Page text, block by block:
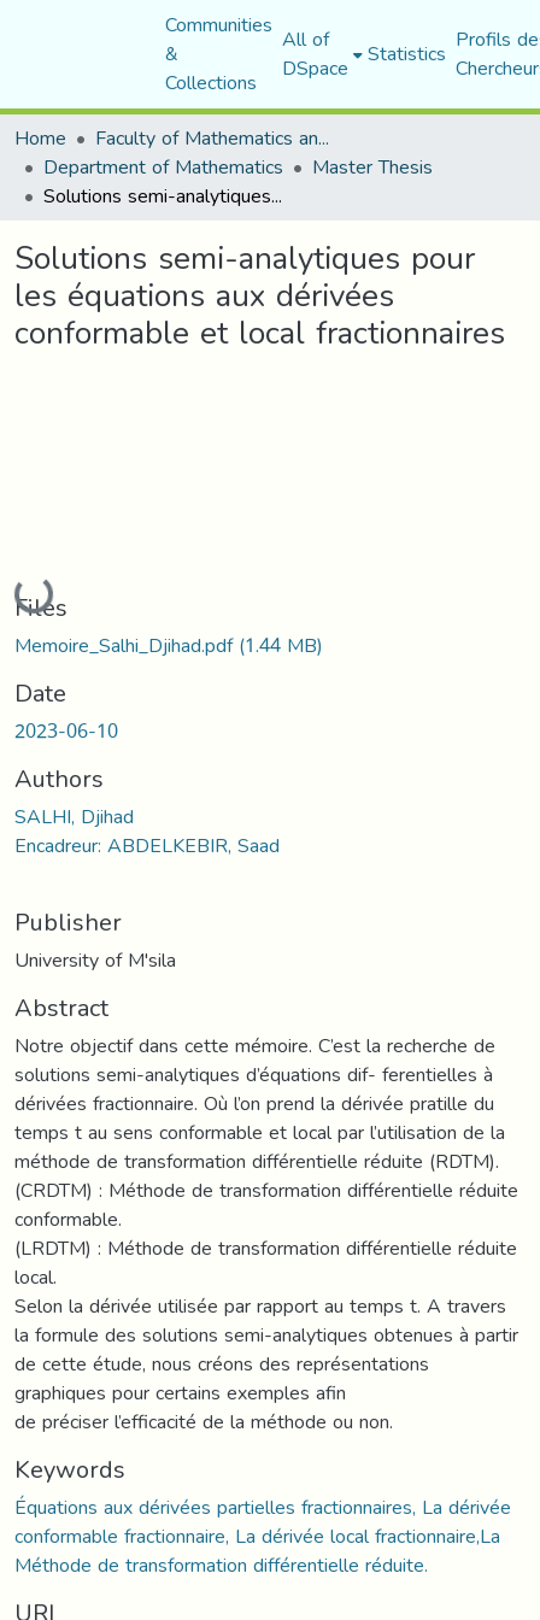
Communities
&
Collections
All of
DSpace Statistics Profils
Home
Faculty of Mathematics and Computer Science
Department of Mathematics Master Thesis
Solutions semi-analytiques pour les équations aux dérivées conformable et local fractionnaires
Solutions semi-analytiques pour
les équations aux dérivées
conformable et local fractionnaires
Loading...
Files
Memoire_Salhi_Djihad.pdf(1.44 MB)
Date
2023-06-10
Authors
SALHI, Djihad
Encadreur: ABDELKEBIR, Saad
Publisher
University of M'sila
Abstract
Notre objectif dans cette mémoire. C’est la recherche de
solutions semi-analytiques d’équations dif- ferentielles à
dérivées fractionnaire. Où l’on prend la dérivée pratille du
temps t au sens conformable et local par l’utilisation de la
méthode de transformation différentielle réduite (RDTM).
(CRDTM) : Méthode de transformation différentielle réduite
conformable.
(LRDTM) : Méthode de transformation différentielle réduite
local.
Selon la dérivée utilisée par rapport au temps t. A travers
la formule des solutions semi-analytiques obtenues à partir
de cette étude, nous créons des représentations
graphiques pour certains exemples afin
de préciser l’efficacité de la méthode ou non.
Keywords
Équations aux dérivées partielles fractionnaires, La dérivée
conformable fractionnaire, La dérivée local fractionnaire,La
Méthode de transformation différentielle réduite.